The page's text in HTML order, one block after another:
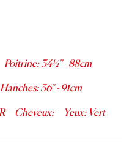
Poitrine:34½''- 88cm
Hanches:36''-91cm
Cheveux: Yeux: Vert